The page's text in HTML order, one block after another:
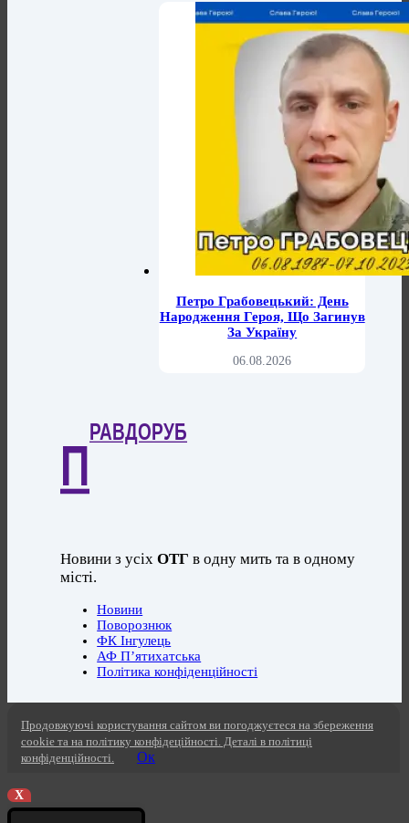
Петро Грабовецький: День
Народження Героя, Що Загинув
За Україну
06.08.2026
П
РАВДОРУБ
Новини з усіхОТГ в одну мить та в одному
місті.
Новини
Поворознюк
ФК Інгулець
АФ П’ятихатська
Політика конфіденційності
Продовжуючі користування сайтом ви погоджуєтеся на збереження
cookie та на політику конфідеційності. Деталі в політиці
конфіденційності.
Ок
X